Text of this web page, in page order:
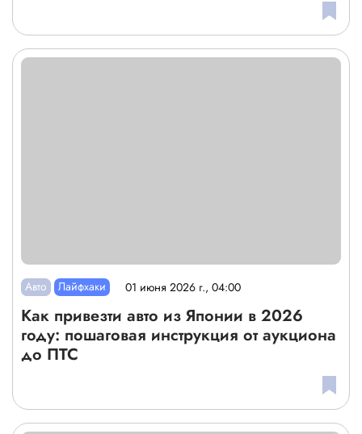
Авто Лайфхаки 01 июня 2026 г., 04:00
Как привезти авто из Японии в 2026
году: пошаговая инструкция от аукциона
до ПТС